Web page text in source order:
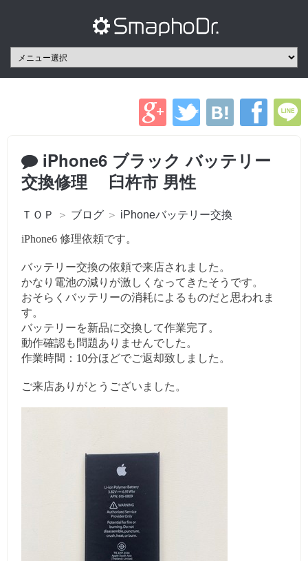
iPhone6 ブラック バッテリー
交換修理 臼杵市 男性
ＴＯＰ ＞ ブログ ＞ iPhoneバッテリー交換
iPhone6 修理依頼です。
バッテリー交換の依頼で来店されました。
かなり電池の減りが激しくなってきたそうです。
おそらくバッテリーの消耗によるものだと思われま
す。
バッテリーを新品に交換して作業完了。
動作確認も問題ありませんでした。
作業時間：10分ほどでご返却致しました。
ご来店ありがとうございました。